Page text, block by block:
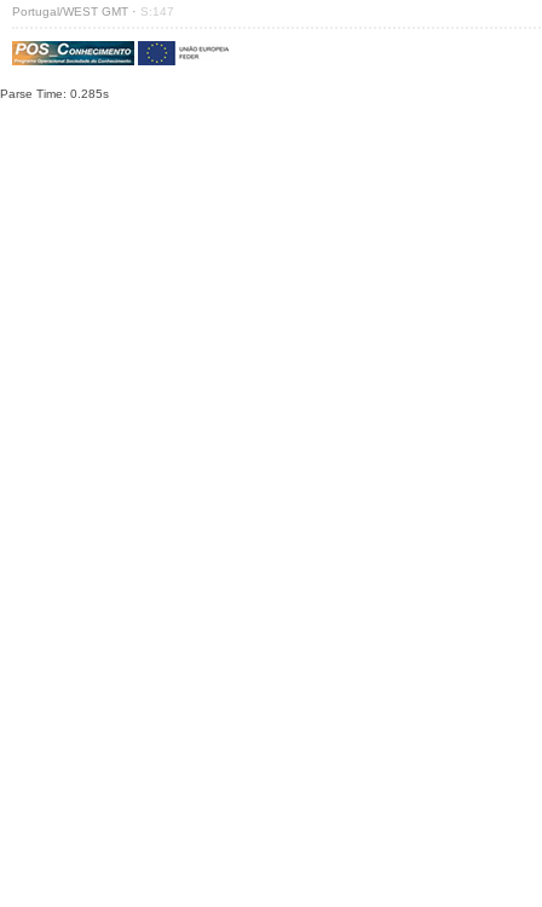
Portugal/WEST GMT · S:147
Parse Time: 0.285s